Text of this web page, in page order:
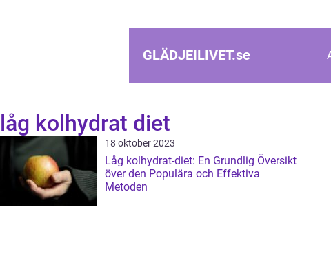
GLÄDJEILIVET.se
låg kolhydrat diet
18 oktober 2023
Låg kolhydrat-diet: En Grundlig Översikt
över den Populära och Effektiva
Metoden